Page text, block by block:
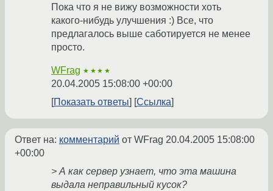
Пока что я не вижу возможности хоть
какого-нибудь улучшения :) Все, что
предлагалось выше саботируется не менее
просто.
WFrag ★★★★
20.04.2005 15:08:00 +00:00
Показать ответы
Ссылка
Ответ на: комментарий от WFrag 20.04.2005 15:08:00
+00:00
> А как сервер узнает, что эта машина
выдала неправильный кусок?